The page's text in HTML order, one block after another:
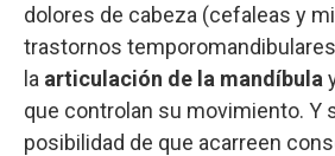
dolores de cabeza (cefaleas y
trastornos
la articulación de la mandíbula
que controlan su movimiento. Y
posibilidad de que acarreen